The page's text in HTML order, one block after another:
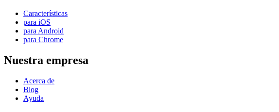
Características
para iOS
para Android
para Chrome
Nuestra empresa
Acerca de
Blog
Ayuda